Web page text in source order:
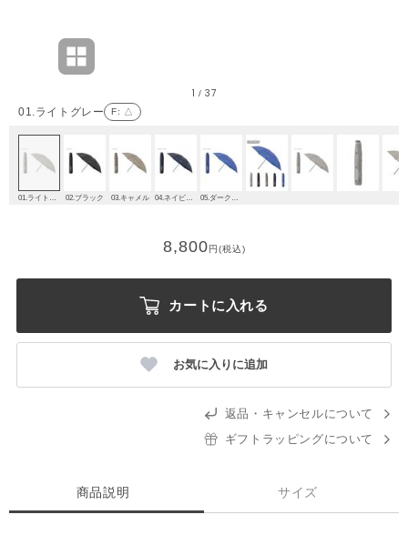
01.ライトグレー F: △
1 /37
02.ブラック 03.キャメル
8,800円(税込)
カートに入れる
お気に入りに追加
返品・キャンセルについて
ギフトラッピングについて
商品説明 サイズ